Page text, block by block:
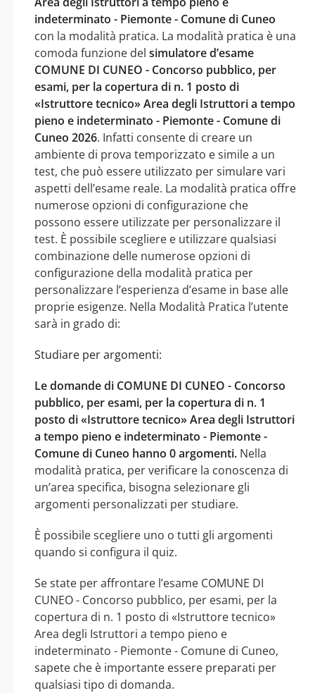
indeterminato - Piemonte - Comune di Cuneo
con la modalità pratica. La modalità pratica è una
comoda funzione del simulatore d’esame
COMUNE DI CUNEO - Concorso pubblico, per
esami, per la copertura di n. 1 posto di
«Istruttore tecnico» Area degli Istruttori a tempo
pieno e indeterminato - Piemonte - Comune di
Cuneo 2026. Infatti consente di creare un
ambiente di prova temporizzato e simile a un
test, che può essere utilizzato per simulare vari
aspetti dell’esame reale. La modalità pratica offre
numerose opzioni di configurazione che
possono essere utilizzate per personalizzare il
test. È possibile scegliere e utilizzare qualsiasi
combinazione delle numerose opzioni di
configurazione della modalità pratica per
personalizzare l’esperienza d’esame in base alle
proprie esigenze. Nella Modalità Pratica l’utente
sarà in grado di:
Studiare per argomenti:
Le domande di COMUNE DI CUNEO - Concorso
pubblico, per esami, per la copertura di n. 1
posto di «Istruttore tecnico» Area degli Istruttori
a tempo pieno e indeterminato - Piemonte -
Comune di Cuneo hanno 0 argomenti. Nella
modalità pratica, per verificare la conoscenza di
un’area specifica, bisogna selezionare gli
argomenti personalizzati per studiare.
È possibile scegliere uno o tutti gli argomenti
quando si configura il quiz.
Se state per affrontare l’esame COMUNE DI
CUNEO - Concorso pubblico, per esami, per la
copertura di n. 1 posto di «Istruttore tecnico»
Area degli Istruttori a tempo pieno e
indeterminato - Piemonte - Comune di Cuneo,
sapete che è importante essere preparati per
qualsiasi tipo di domanda.